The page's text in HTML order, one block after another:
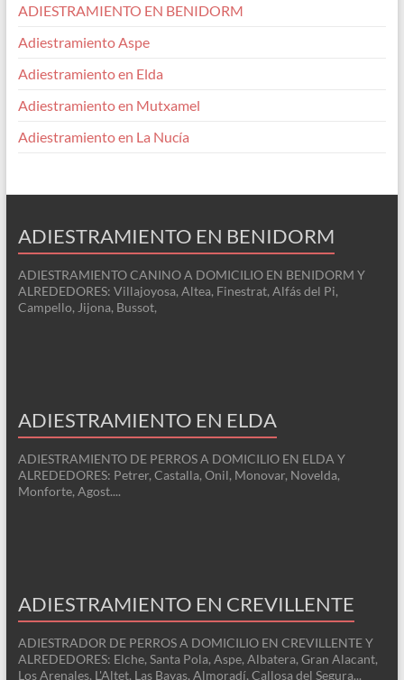
ADIESTRAMIENTO EN BENIDORM
Adiestramiento Aspe
Adiestramiento en Elda
Adiestramiento en Mutxamel
Adiestramiento en La Nucía
ADIESTRAMIENTO EN BENIDORM
ADIESTRAMIENTO CANINO A DOMICILIO EN BENIDORM Y
ALREDEDORES: Villajoyosa, Altea, Finestrat, Alfás del Pi,
Campello, Jijona, Bussot,
ADIESTRAMIENTO EN ELDA
ADIESTRAMIENTO DE PERROS A DOMICILIO EN ELDA Y
ALREDEDORES: Petrer, Castalla, Onil, Monovar, Novelda,
Monforte, Agost....
ADIESTRAMIENTO EN CREVILLENTE
ADIESTRADOR DE PERROS A DOMICILIO EN CREVILLENTE Y
ALREDEDORES: Elche, Santa Pola, Aspe, Albatera, Gran Alacant,
Los Arenales, L'Altet, Las Bayas, Almoradí, Callosa del Segura...